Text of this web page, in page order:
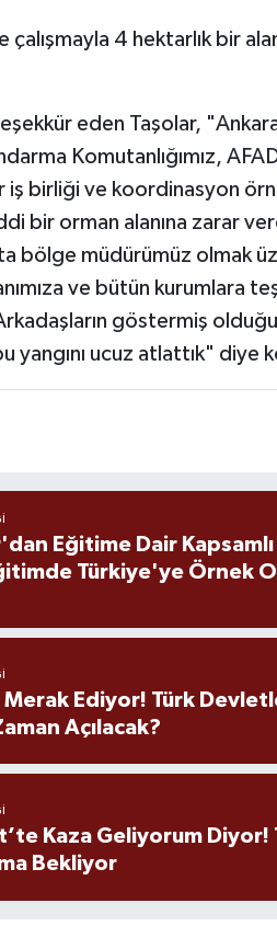
4 hektarlık bir
eden Taşolar,
Komutanlığımız,
iş birliği ve koordinasyon
bir orman alanına zarar
bölge müdürümüz olmak
ve bütün kurumlara
göstermiş
yangını ucuz atlattık" diye
Eğitime Dair
Türkiye'ye Örnek
Merak Ediyor! Türk
Açılacak?
Kaza Geliyorum Diyor!
Bekliyor